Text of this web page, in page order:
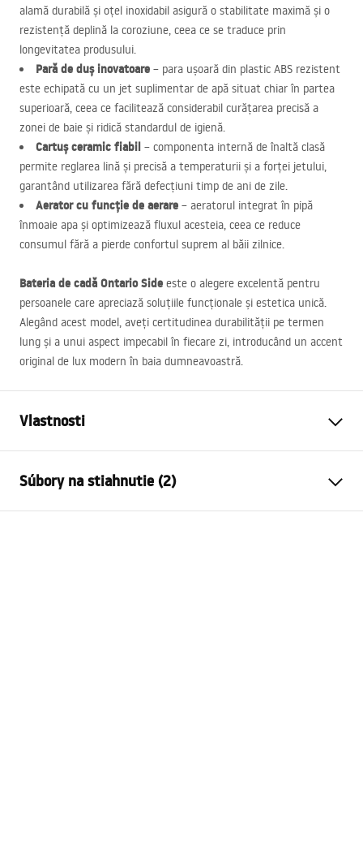
alamă durabilă și oțel inoxidabil asigură o stabilitate maximă și o
rezistență deplină la coroziune, ceea ce se traduce prin
longevitatea produsului.
Pară de duș inovatoare – para ușoară din plastic ABS rezistent
este echipată cu un jet suplimentar de apă situat chiar în partea
superioară, ceea ce facilitează considerabil curățarea precisă a
zonei de baie și ridică standardul de igienă.
Cartuș ceramic fiabil – componenta internă de înaltă clasă
permite reglarea lină și precisă a temperaturii și a forței jetului,
garantând utilizarea fără defecțiuni timp de ani de zile.
Aerator cu funcție de aerare – aeratorul integrat în pipă
înmoaie apa și optimizează fluxul acesteia, ceea ce reduce
consumul fără a pierde confortul suprem al băii zilnice.
Bateria de cadă Ontario Side este o alegere excelentă pentru
persoanele care apreciază soluțiile funcționale și estetica unică.
Alegând acest model, aveți certitudinea durabilității pe termen
lung și a unui aspect impecabil în fiecare zi, introducând un accent
original de lux modern în baia dumneavoastră.
Vlastnosti
Spôsob montáže
Farba
Kartáčovaná meď
Súbory na stiahnutie (2)